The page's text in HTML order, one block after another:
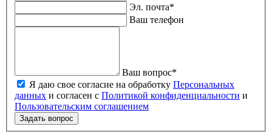
Эл. почта*
Ваш телефон
Ваш вопрос*
Я даю свое согласие на обработку Персональных
данных и согласен с Политикой конфиденциальности и
Пользовательским соглашением
Задать вопрос